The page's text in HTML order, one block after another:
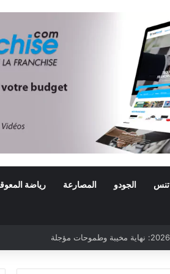
تنس الجودو المصارعة رياضة